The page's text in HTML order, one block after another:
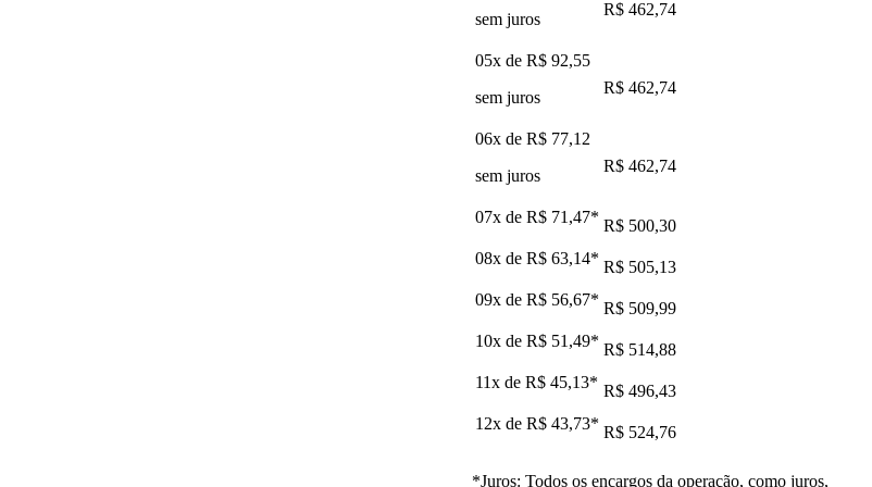
sem juros
R$ 462,74
05x de R$ 92,55
sem juros
R$ 462,74
06x de R$ 77,12
sem juros
R$ 462,74
07x de R$ 71,47* R$ 500,30
08x de R$ 63,14* R$ 505,13
09x de R$ 56,67* R$ 509,99
10x de R$ 51,49* R$ 514,88
11x de R$ 45,13* R$ 496,43
12x de R$ 43,73* R$ 524,76
*Juros: Todos os encargos da operação, como juros,